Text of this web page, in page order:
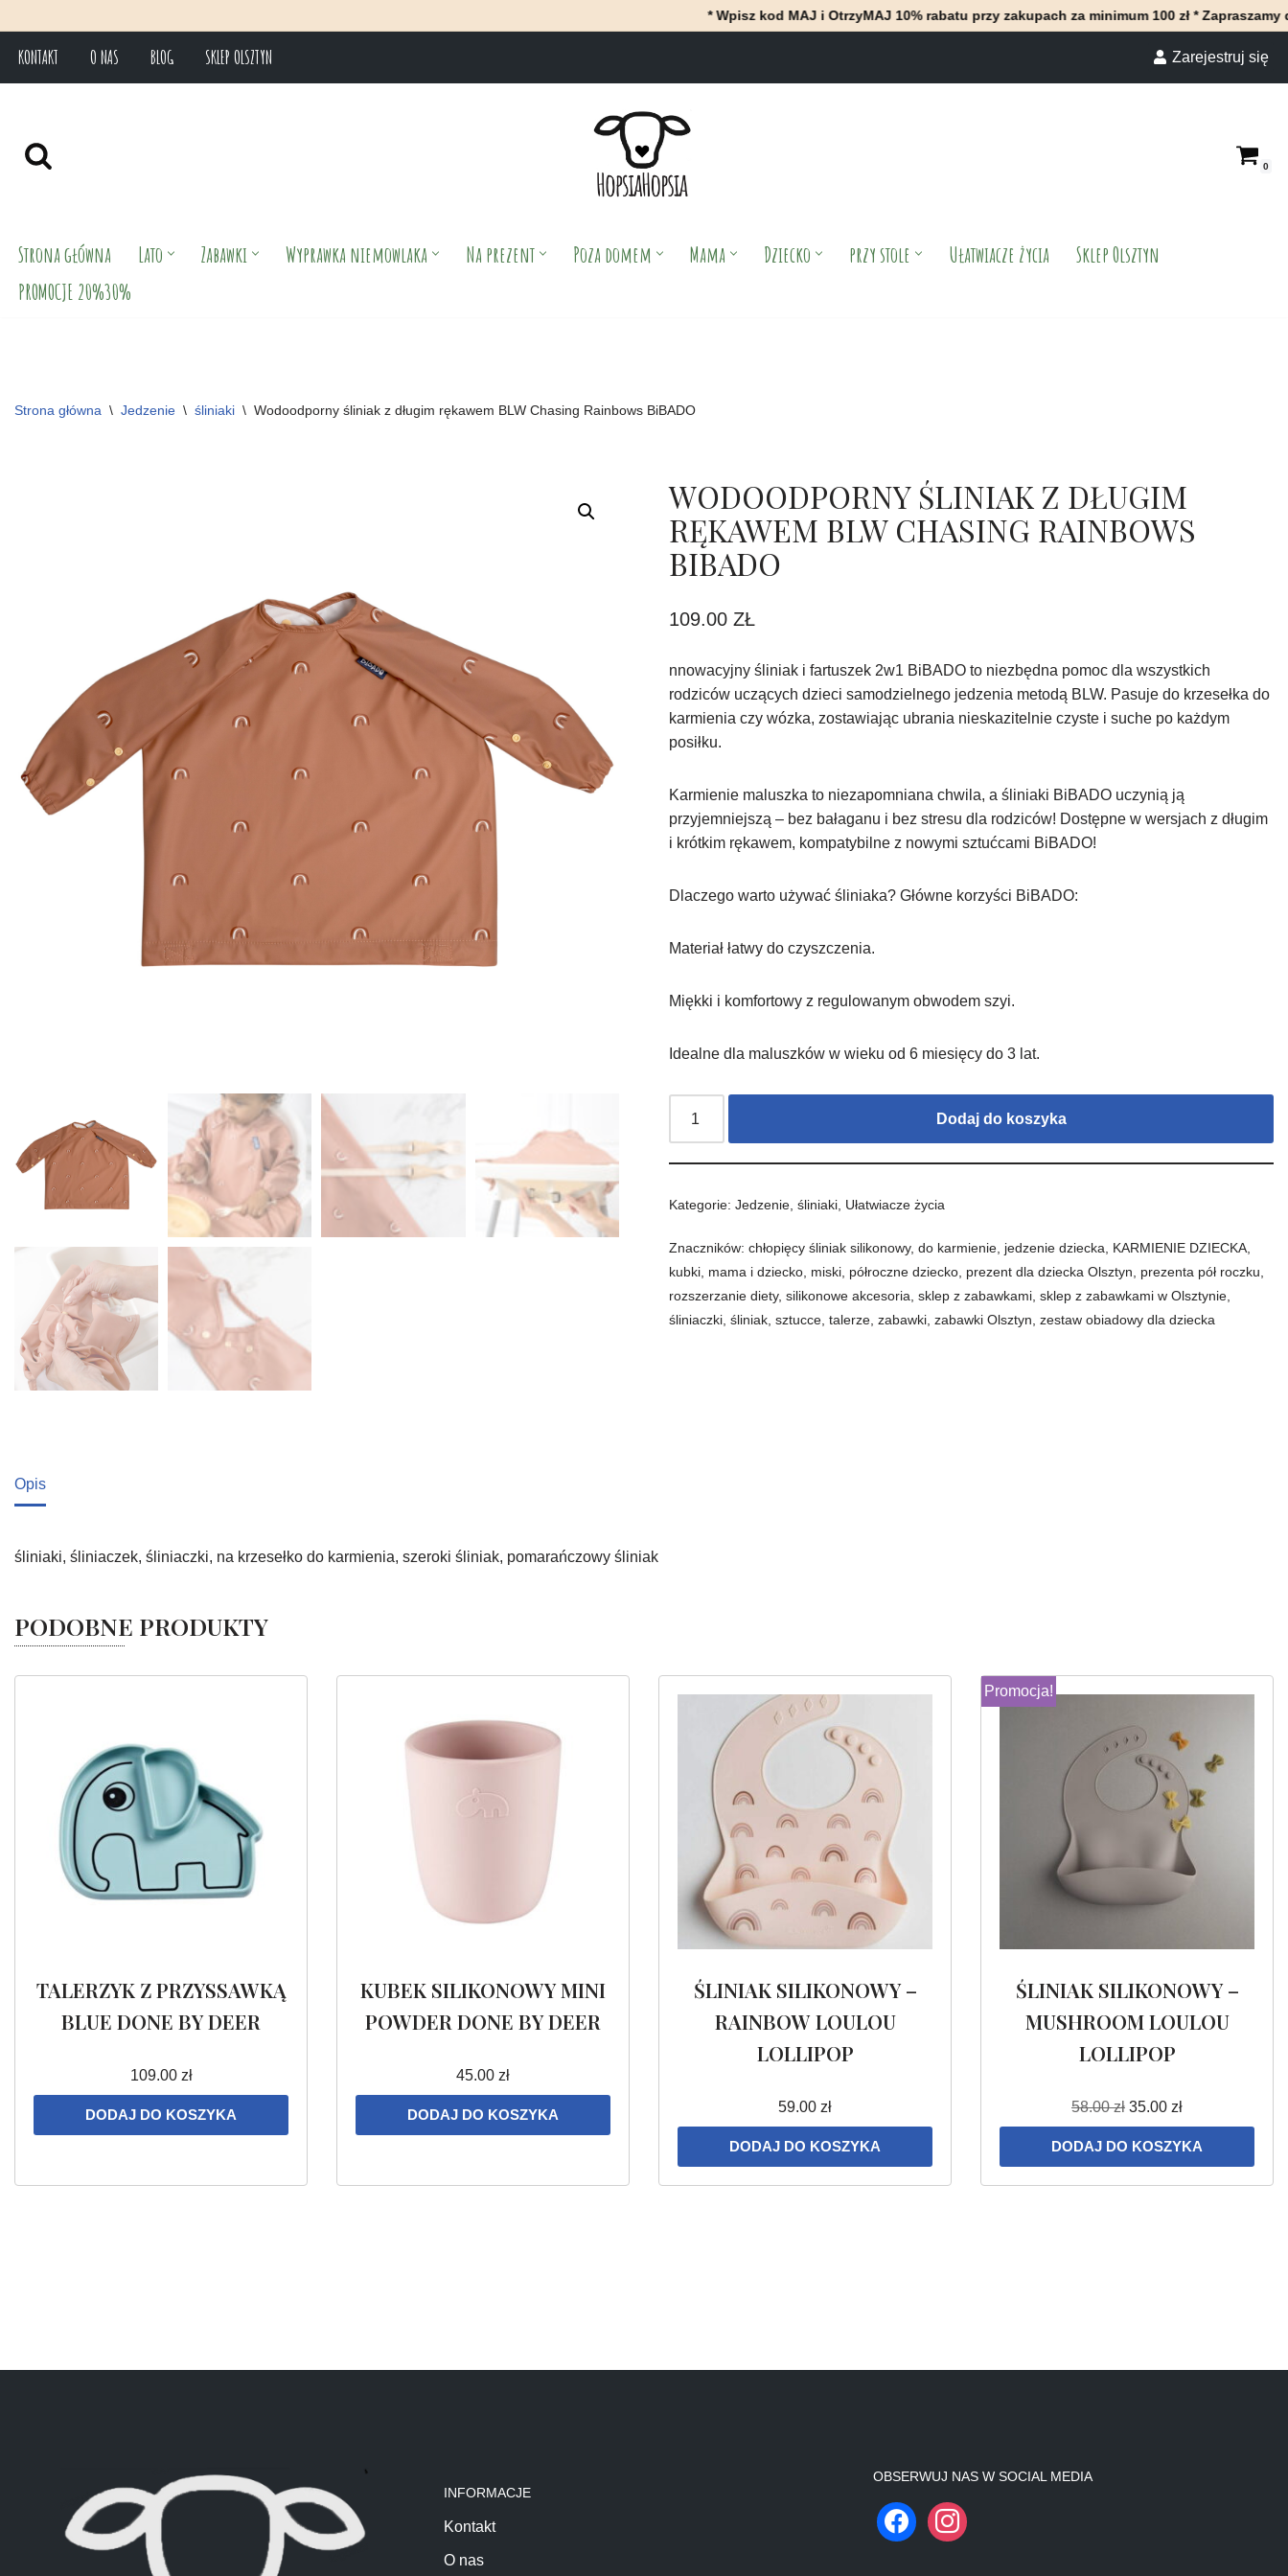
* Wpisz kod MAJ i OtrzyMAJ 10% rabatu przy zakupach za minimum 100 zł * Zapraszamy do
Przejdź
KONTAKT O NAS BLOG SKLEP OLSZTYN Zarejestruj się
0
Strona główna Lato Zabawki Wyprawka niemowlaka Na prezent Poza domem Mama Dziecko przy stole Ułatwiacze życia
Sklep Olsztyn
PROMOCJE 20%30%
Strona główna \ Jedzenie \ śliniaki \ Wodoodporny śliniak z długim rękawem BLW Chasing Rainbows BiBADO
WODOODPORNY ŚLINIAK Z DŁUGIM
RĘKAWEM BLW CHASING RAINBOWS
BIBADO
109.00ZŁ
nnowacyjny śliniak i fartuszek 2w1 BiBADO to niezbędna pomoc dla wszystkich
rodziców uczących dzieci samodzielnego jedzenia metodą BLW. Pasuje do krzesełka do
karmienia czy wózka, zostawiając ubrania nieskazitelnie czyste i suche po każdym
posiłku.
Karmienie maluszka to niezapomniana chwila, a śliniaki BiBADO uczynią ją
przyjemniejszą – bez bałaganu i bez stresu dla rodziców! Dostępne w wersjach z długim
i krótkim rękawem, kompatybilne z nowymi sztućcami BiBADO!
Dlaczego warto używać śliniaka? Główne korzyści BiBADO:
Materiał łatwy do czyszczenia.
Miękki i komfortowy z regulowanym obwodem szyi.
Idealne dla maluszków w wieku od 6 miesięcy do 3 lat.
Dodaj do koszyka
Kategorie:Jedzenie ,śliniaki Ułatwiacze życia
Znaczników:chłopięcy śliniak silikonowy,do karmienie jedzenie dziecka KARMIENIE DZIECKA
kubki mama i dziecko miski półroczne dziecko prezent dla dziecka Olsztyn prezenta pół roczku
rozszerzanie diety,silikonowe akcesoria ,sklep z zabawkami ,sklep z zabawkami w Olsztynie
śliniaczki ,śliniak ,sztucce ,talerze ,zabawki ,zabawki Olsztyn ,zestaw obiadowy dla dziecka
Opis
śliniaki, śliniaczek, śliniaczki, na krzesełko do karmienia, szeroki śliniak, pomarańczowy śliniak
PODOBNE PRODUKTY
TALERZYK Z PRZYSSAWKĄ
BLUE DONE BY DEER
109.00 zł
DODAJ DO KOSZYKA
KUBEK SILIKONOWY MINI
POWDER DONE BY DEER
45.00 zł
DODAJ DO KOSZYKA
ŚLINIAK SILIKONOWY –
RAINBOW LOULOU
LOLLIPOP
59.00 zł
DODAJ DO KOSZYKA
Promocja!
ŚLINIAK SILIKONOWY –
MUSHROOM LOULOU
LOLLIPOP
58.00zł 35.00 zł
DODAJ DO KOSZYKA
INFORMACJE
Kontakt
O nas
OBSERWUJ NAS W SOCIAL MEDIA